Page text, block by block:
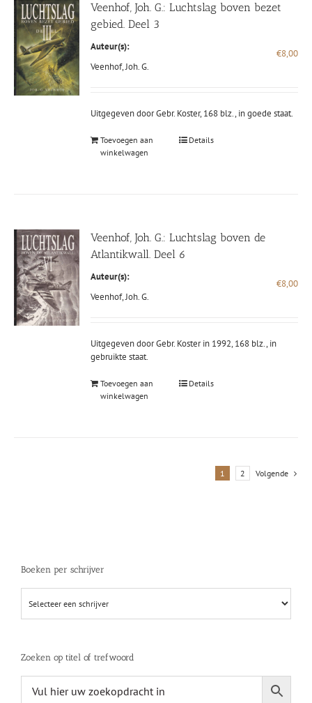
Veenhof, Joh. G.: Luchtslag boven bezet
gebied. Deel 3
Auteur(s):
Veenhof, Joh. G.
€8,00
Uitgegeven door Gebr. Koster, 168 blz., in goede staat.
Toevoegen aan
winkelwagen
Details
Veenhof, Joh. G.: Luchtslag boven de
Atlantikwall. Deel 6
Auteur(s):
Veenhof, Joh. G.
€8,00
Uitgegeven door Gebr. Koster in 1992, 168 blz., in
gebruikte staat.
Toevoegen aan
winkelwagen
Details
1 2 Volgende
Boeken per schrijver
Zoeken op titel of trefwoord